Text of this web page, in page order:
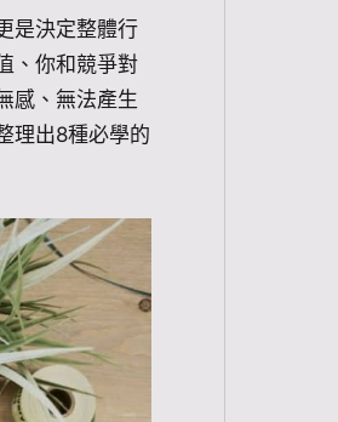
是決定整體行
、你和競爭對
感、無法產生
理出8種必學的